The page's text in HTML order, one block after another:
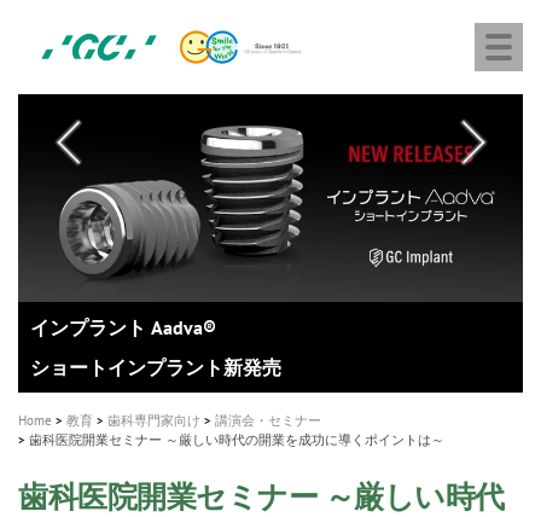
A healthy smile greatly contributes to your quality of life
新発売 エバーエックス フロー
製品の詳細情報はこちら
「セラスマート テクノロジーブック」公開
「イニシャル LiSi（リジ）ブロック テクノロジーブッ
ク」公開
歯を内部まで白くする
医療ホワイトニング ティオン®
新製品 イオム ナゴミ for DH
専用サイトはこちら
新製品バキュクレーブ 118 / 318 Prime
製品の詳細情報はこちら
インプラント Aadva®
ショートインプラント新発売
GCグループ企業
Home 教育 歯科専門家向け
講演会・セミナー
歯科医院開業セミナー ～厳しい時代の開業を成功に導くポイントは～
歯科医院開業セミナー ～厳しい時代